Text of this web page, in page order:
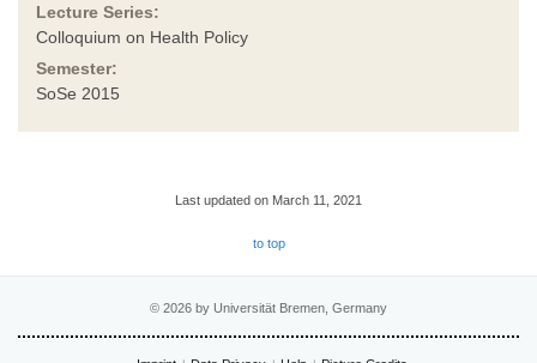
Lecture Series:
Colloquium on Health Policy
Semester:
SoSe 2015
Last updated on March 11, 2021
to top
© 2026 by Universität Bremen, Germany